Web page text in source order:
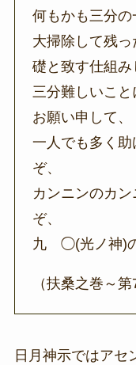
何もかも三分の
大掃除して残
礎と致す仕組み
三分難しいこ
お願い申して、
一人でも多く
ぞ、
カンニンのカ
ぞ、
九ゝ◯(光ノ神)
（扶桑之巻～
日月神示ではアセ